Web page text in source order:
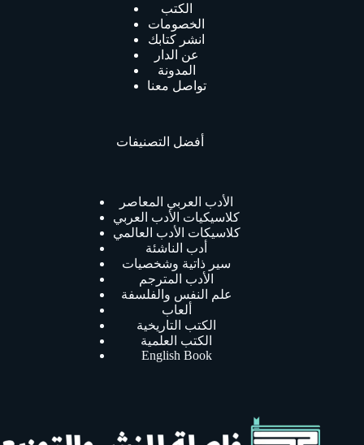
الكتب
الخصومات
انشر كتابك
عن الدار
المدونة
تواصل معنا
أفضل التصنيفات
الأدب العربي المعاصر
كلاسيكيات الأدب العربي
كلاسيكات الأدب العالمي
أدب الناشئة
سير ذاتية وشخصيات
الأدب المترجم
علم النفس والفلسفة
ألعاب
الكتب التاريخية
الكتب العلمية
English Book